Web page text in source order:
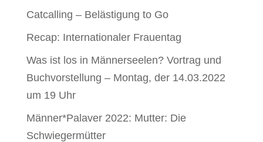
Catcalling – Belästigung to Go
Recap: Internationaler Frauentag
Was ist los in Männerseelen? Vortrag und
Buchvorstellung – Montag, der 14.03.2022
um 19 Uhr
Männer*Palaver 2022: Mutter: Die
Schwiegermütter